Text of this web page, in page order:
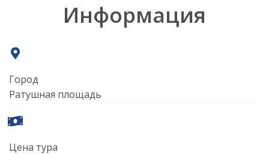
Информация
Город
Ратушная площадь
Цена тура